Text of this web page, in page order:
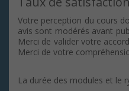
Votre perception du cours
avis sont modérés avant
Merci de valider votre
Merci de votre
La durée des modules et le